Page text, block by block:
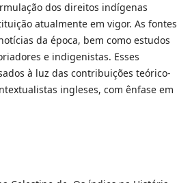
dos direitos indígenas
atualmente em vigor. As fontes
da época, bem como estudos
e indigenistas. Esses
à luz das contribuições teórico-
ingleses, com ênfase em